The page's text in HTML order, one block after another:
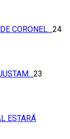
CORONEL…24
23
ESTARÁ